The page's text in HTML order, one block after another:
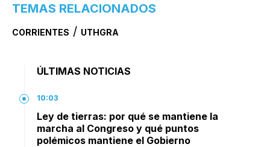
TEMAS RELACIONADOS
CORRIENTES / UTHGRA
ÚLTIMAS NOTICIAS
10:03
Ley de tierras: por qué se mantiene la
marcha al Congreso y qué puntos
polémicos mantiene el Gobierno